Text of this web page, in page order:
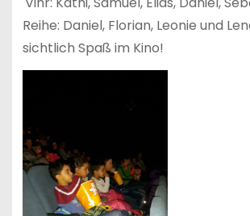
Reihe: Daniel, Florian, Leonie und
sichtlich Spaß im Kino!